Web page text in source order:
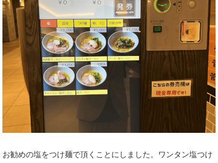
お勧めの塩をつけ麺で頂くことにしました。ワンタン塩つけ